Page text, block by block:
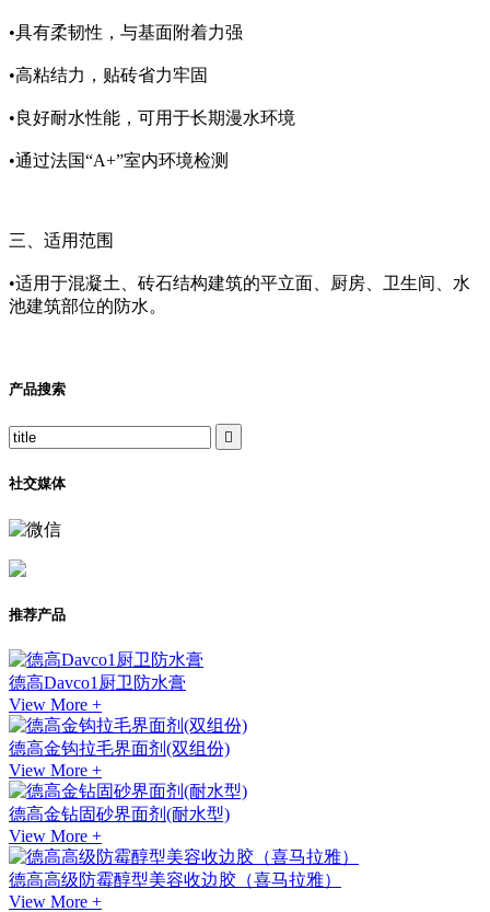
•具有柔韧性，与基面附着力强
•高粘结力，贴砖省力牢固
•良好耐水性能，可用于长期漫水环境
•通过法国“A+”室内环境检测
三、适用范围
•适用于混凝土、砖石结构建筑的平立面、厨房、卫生间、水
池建筑部位的防水。
产品搜索

社交媒体
推荐产品
德高Davco1厨卫防水膏
View More +
德高金钩拉毛界面剂(双组份)
View More +
德高金钻固砂界面剂(耐水型)
View More +
德高高级防霉醇型美容收边胶（喜马拉雅）
View More +